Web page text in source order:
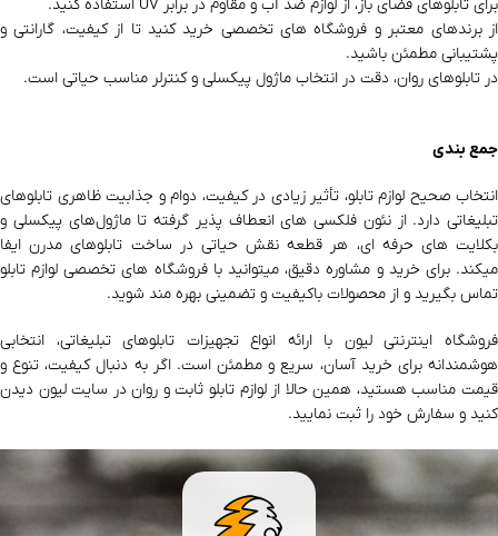
برای تابلوهای فضای باز، از لوازم ضد آب و مقاوم در برابر UV استفاده کنید.
از برندهای معتبر و فروشگاه‌ های تخصصی خرید کنید تا از کیفیت، گارانتی و
پشتیبانی مطمئن باشید.
در تابلوهای روان، دقت در انتخاب ماژول پیکسلی و کنترلر مناسب حیاتی است.
جمع‌ بندی
انتخاب صحیح لوازم تابلو، تأثیر زیادی در کیفیت، دوام و جذابیت ظاهری تابلوهای
تبلیغاتی دارد. از نئون فلکسی‌ های انعطاف‌ پذیر گرفته تا ماژول‌های پیکسلی و
بکلایت‌ های حرفه‌ ای، هر قطعه نقش حیاتی در ساخت تابلوهای مدرن ایفا
میکند. برای خرید و مشاوره دقیق، میتوانید با فروشگاه‌ های تخصصی لوازم تابلو
تماس بگیرید و از محصولات باکیفیت و تضمینی بهره‌ مند شوید.
فروشگاه اینترنتی لیون با ارائه انواع تجهیزات تابلوهای تبلیغاتی، انتخابی
هوشمندانه برای خرید آسان، سریع و مطمئن است. اگر به دنبال کیفیت، تنوع و
قیمت مناسب هستید، همین حالا از لوازم تابلو ثابت و روان در سایت لیون دیدن
کنید و سفارش خود را ثبت نمایید.